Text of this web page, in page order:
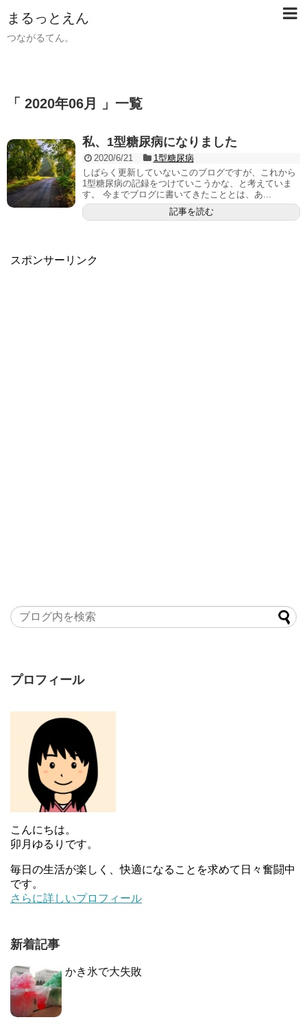
まるっとえん
つながるてん。
「 2020年06月 」一覧
私、1型糖尿病になりました
2020/6/21
1型糖尿病
しばらく更新していないこのブログですが、これから
1型糖尿病の記録をつけていこうかな、と考えていま
す。 今までブログに書いてきたこととは、あ...
記事を読む
スポンサーリンク
プロフィール
こんにちは。
卯月ゆるりです。
毎日の生活が楽しく、快適になることを求めて日々奮闘中
です。
さらに詳しいプロフィール
新着記事
かき氷で大失敗